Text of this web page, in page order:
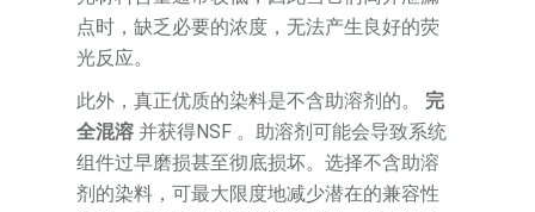
点时，缺乏必要的浓度，无法产生良好的荧
光反应。
此外，真正优质的染料是不含助溶剂的。 完
全混溶 并获得NSF 。助溶剂可能会导致系统
组件过早磨损甚至彻底损坏。选择不含助溶
剂的染料，可最大限度地减少潜在的兼容性